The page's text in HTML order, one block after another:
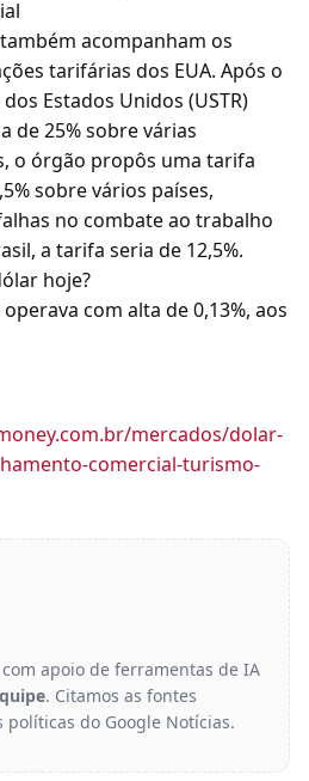
acompanham os
tarifárias dos EUA. Após o
Estados Unidos (USTR)
de 25% sobre várias
o órgão propôs uma tarifa
sobre vários países,
no combate ao trabalho
a tarifa seria de 12,5%.
hoje?
com alta de 0,13%, aos
mercados/dolar-
comercial-turismo-
apoio de ferramentas de IA
. Citamos as fontes
do Google Notícias.